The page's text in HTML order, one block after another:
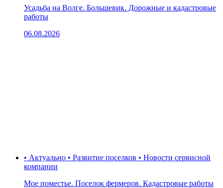
Усадьба на Волге. Большевик. Дорожные и кадастровые
работы
06.08.2026
• Актуально • Развитие поселков • Новости сервисной
компании
Мое поместье. Поселок фермеров. Кадастровые работы